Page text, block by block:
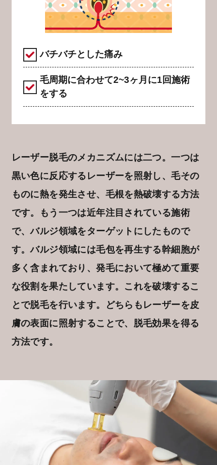
バチバチとした痛み
毛周期に合わせて2~3ヶ月に1回施術
をする
レーザー脱毛のメカニズムには二つ。一つは
黒い色に反応するレーザーを照射し、毛その
ものに熱を発生させ、毛根を熱破壊する方法
です。もう一つは近年注目されている施術
で、バルジ領域をターゲットにしたもので
す。バルジ領域には毛包を再生する幹細胞が
多く含まれており、発毛において極めて重要
な役割を果たしています。これを破壊するこ
とで脱毛を行います。どちらもレーザーを皮
膚の表面に照射することで、脱毛効果を得る
方法です。